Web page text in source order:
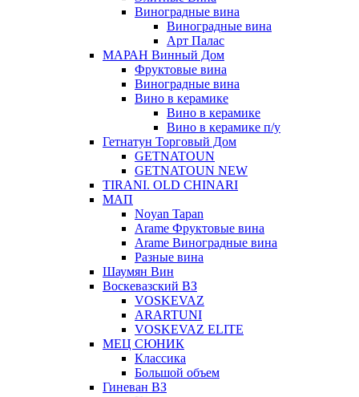
Виноградные вина
Виноградные вина
Арт Палас
МАРАН Винный Дом
Фруктовые вина
Виноградные вина
Вино в керамике
Вино в керамике
Вино в керамике п/у
Гетнатун Торговый Дом
GETNATOUN
GETNATOUN NEW
TIRANI. OLD CHINARI
МАП
Noyan Tapan
Arame Фруктовые вина
Arame Виноградные вина
Разные вина
Шаумян Вин
Воскевазский ВЗ
VOSKEVAZ
ARARTUNI
VOSKEVAZ ELITE
МЕЦ СЮНИК
Классика
Большой объем
Гиневан ВЗ